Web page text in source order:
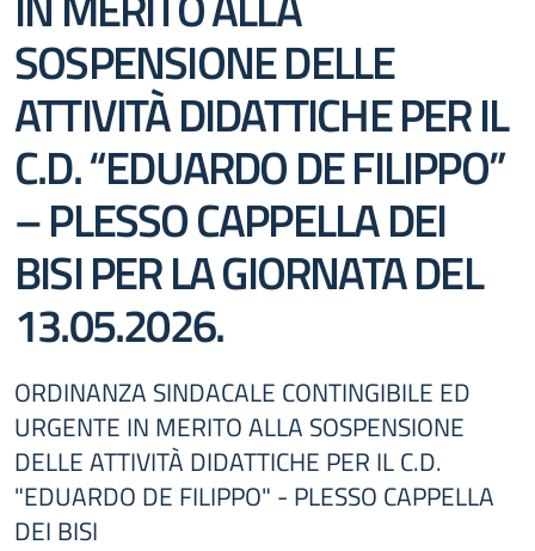
SOSPENSIONE DELLE
ATTIVITÀ DIDATTICHE PER IL
C.D. “EDUARDO DE FILIPPO”
– PLESSO CAPPELLA DEI
BISI PER LA GIORNATA DEL
13.05.2026.
ORDINANZA SINDACALE CONTINGIBILE ED
URGENTE IN MERITO ALLA SOSPENSIONE
DELLE ATTIVITÀ DIDATTICHE PER IL C.D.
"EDUARDO DE FILIPPO" - PLESSO CAPPELLA
DEI BISI